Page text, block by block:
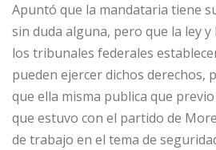
Apuntó que la mandataria tiene
sin duda alguna, pero que la ley
los tribunales federales
pueden ejercer dichos derechos,
que ella misma publica que
que estuvo con el partido de
de trabajo en el tema de